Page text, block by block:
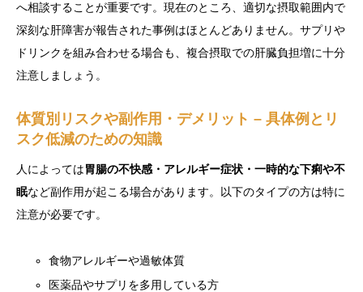
へ相談することが重要です。現在のところ、適切な摂取範囲内で
深刻な肝障害が報告された事例はほとんどありません。サプリや
ドリンクを組み合わせる場合も、複合摂取での肝臓負担増に十分
注意しましょう。
体質別リスクや副作用・デメリット – 具体例とリ
スク低減のための知識
人によっては胃腸の不快感・アレルギー症状・一時的な下痢や不
眠など副作用が起こる場合があります。以下のタイプの方は特に
注意が必要です。
食物アレルギーや過敏体質
医薬品やサプリを多用している方